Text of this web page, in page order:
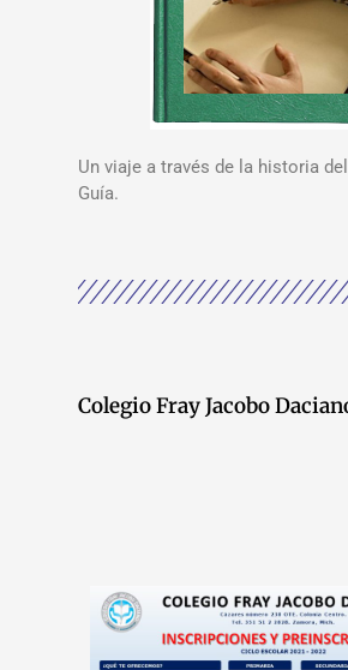
Un viaje a través de la historia
Guía.
Colegio Fray Jacobo